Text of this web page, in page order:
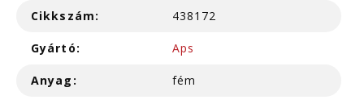
Cikkszám: 438172
Gyártó: Aps
Anyag: fém